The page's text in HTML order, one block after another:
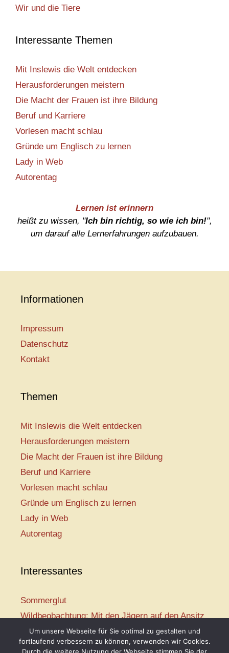
Wir und die Tiere
Interessante Themen
Mit Inslewis die Welt entdecken
Herausforderungen meistern
Die Macht der Frauen ist ihre Bildung
Beruf und Karriere
Vorlesen macht schlau
Gründe um Englisch zu lernen
Lady in Web
Autorentag
Lernen ist erinnern
heißt zu wissen, "Ich bin richtig, so wie ich bin!",
um darauf alle Lernerfahrungen aufzubauen.
Informationen
Impressum
Datenschutz
Kontakt
Themen
Mit Inslewis die Welt entdecken
Herausforderungen meistern
Die Macht der Frauen ist ihre Bildung
Beruf und Karriere
Vorlesen macht schlau
Gründe um Englisch zu lernen
Lady in Web
Autorentag
Interessantes
Sommerglut
Wildbeobachtung: Mit den Jägern auf den Ansitz
Mir ist so heiß
Mission: Rettungsschwimmer
Um unsere Webseite für Sie optimal zu gestalten und
fortlaufend verbessern zu können, verwenden wir Cookies.